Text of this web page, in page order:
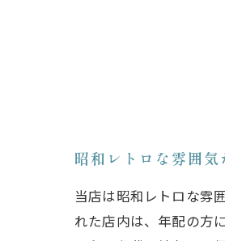
昭和レトロな雰囲気
当店は昭和レトロな雰
れた店内は、年配の方